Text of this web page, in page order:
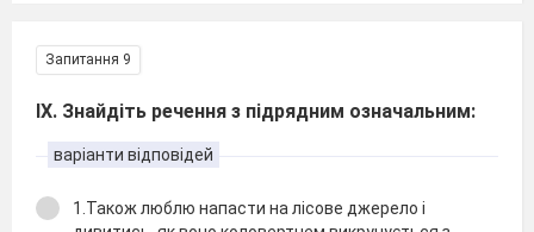
Запитання 9
IX. Знайдіть речення з підрядним означальним:
варіанти відповідей
1.Також люблю напасти на лiсове джерело i